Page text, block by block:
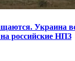
Украина
российские НПЗ